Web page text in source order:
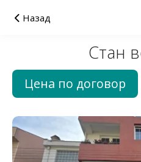
Назад
Стан
Цена по договор